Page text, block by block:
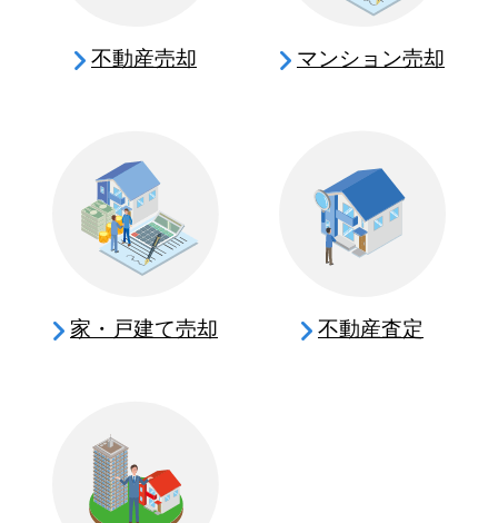
不動産売却 マンション売却
家・戸建て売却 不動産査定